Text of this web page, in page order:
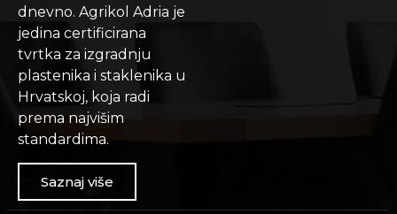
dnevno. Agrikol Adria je
jedina certificirana
tvrtka za izgradnju
plastenika i staklenika u
Hrvatskoj, koja radi
prema najvišim
standardima.
Saznaj više